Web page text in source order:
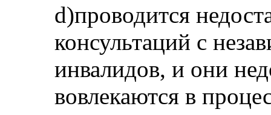
d)проводится
консультаций с
инвалидов, и они
вовлекаются в